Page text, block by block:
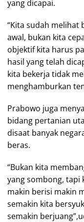
yang dicapai.
“Kita sudah melihat
awal, bukan kita
objektif kita harus
hasil yang telah
kita bekerja tidak
menghamburkan
Prabowo juga
bidang pertanian
disaat banyak
beras.
“Bukan kita
yang sombong, tapi
makin berisi makin
semakin kita
semakin